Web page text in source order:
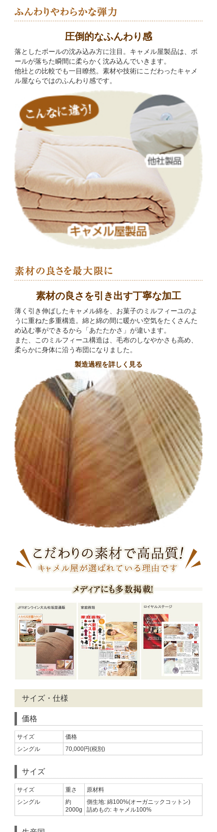
圧倒的なふんわり感
落としたボールの沈み込み方に注目。キャメル屋製品は、ボ
ールが落ちた瞬間に柔らかく沈み込んでいきます。
他社との比較でも一目瞭然。素材や技術にこだわったキャメ
ル屋ならではのふんわり感です。
素材の良さを引き出す丁寧な加工
薄く引き伸ばしたキャメル綿を、お菓子のミルフィーユのよ
うに重ねた多重構造。綿と綿の間に暖かい空気をたくさんた
め込む事ができるから「あたたかさ」が違います。
また、このミルフィーユ構造は、毛布のしなやかさも高め、
柔らかに身体に沿う布団になりました。
製造過程を詳しく見る
サイズ・仕様
価格
サイズ
価格
シングル
70,000円(税別)
サイズ
サイズ 重さ
原材料
シングル
約
2000g
側生地: 綿100%(オーガニックコットン)
詰めもの: キャメル100%